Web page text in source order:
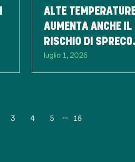
ALTE
AUMENTA ANCHE IL
RISCHIO DI SPRECO
ALIMENTARE
luglio 1, 2026
3 4 5 16